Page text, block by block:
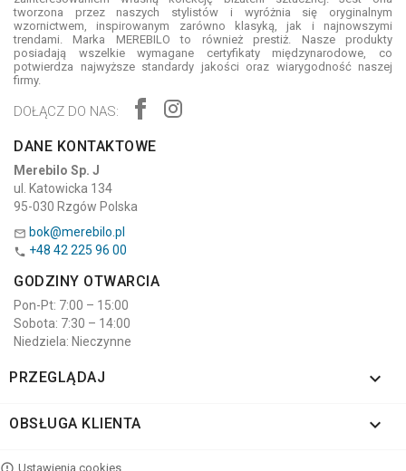
tworzona przez naszych stylistów i wyróżnia się oryginalnym
wzornictwem, inspirowanym zarówno klasyką, jak i najnowszymi
trendami. Marka MEREBILO to również prestiż. Nasze produkty
posiadają wszelkie wymagane certyfikaty międzynarodowe, co
potwierdza najwyższe standardy jakości oraz wiarygodność naszej
firmy.
DOŁĄCZ DO NAS:
DANE KONTAKTOWE
Merebilo Sp. J
ul. Katowicka 134
95-030 Rzgów Polska
 bok@merebilo.pl
 +48 42 225 96 00
GODZINY OTWARCIA
Pon-Pt: 7:00 – 15:00
Sobota: 7:30 – 14:00
Niedziela: Nieczynne
PRZEGLĄDAJ 
OBSŁUGA KLIENTA 
Ustawienia cookies